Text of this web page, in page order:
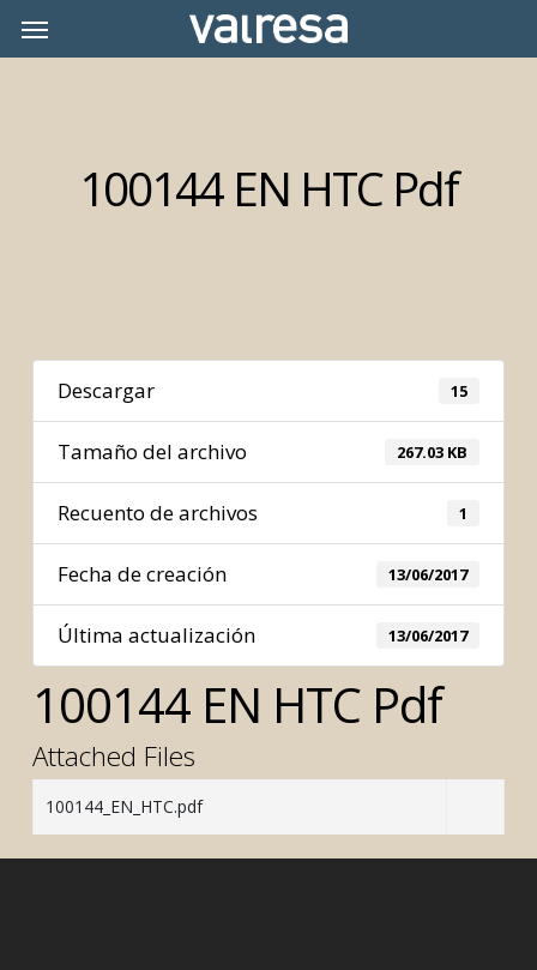
Menu
100144 EN HTC Pdf
Descargar 15
Tamaño del archivo 267.03 KB
Recuento de archivos 1
Fecha de creación 13/06/2017
Última actualización 13/06/2017
100144 EN HTC Pdf
Attached Files
100144_EN_HTC.pdf